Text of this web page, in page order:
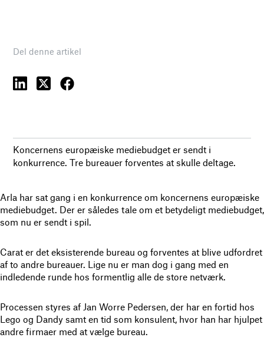
Del denne artikel
Koncernens europæiske mediebudget er sendt i
konkurrence. Tre bureauer forventes at skulle deltage.
Arla har sat gang i en konkurrence om koncernens europæiske
mediebudget. Der er således tale om et betydeligt mediebudget,
som nu er sendt i spil.
Carat er det eksisterende bureau og forventes at blive udfordret
af to andre bureauer. Lige nu er man dog i gang med en
indledende runde hos formentlig alle de store netværk.
Processen styres af Jan Worre Pedersen, der har en fortid hos
Lego og Dandy samt en tid som konsulent, hvor han har hjulpet
andre firmaer med at vælge bureau.